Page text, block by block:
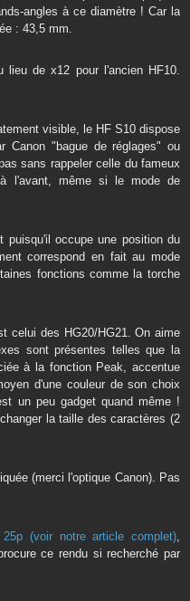
angles à ce diamètre ! Car la
: 43,5 mm.
de x12 pour l'ancien HF10.
visible, le HF S10 dispose
Canon "bague de réglages" ou
sans rappeler celle du fameux
l'avant, même si le mode de
puisqu'il occupe une position du
correspond en fait au mode
fonctions comme la torche
celui des HG20/HG21. On aime
sont présentes telles que la
à la fonction Peak, accentue
d'une couleur de son choix
un peu gadget quand même !
la taille des caractères (2
(merci l'optique Canon). Pas
25p (voir notre article complet),
ce rendu si recherché par